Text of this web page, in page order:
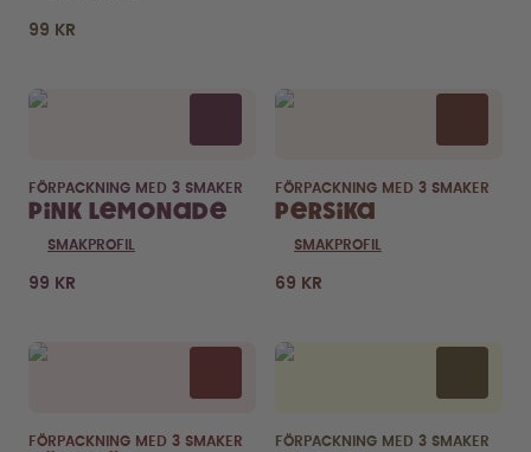
99 KR
FÖRPACKNING MED 3 SMAKER
Pink Lemonade
SMAKPROFIL
99 KR
FÖRPACKNING MED 3 SMAKER
Persika
SMAKPROFIL
69 KR
FÖRPACKNING MED 3 SMAKER FÖRPACKNING MED 3 SMAKER